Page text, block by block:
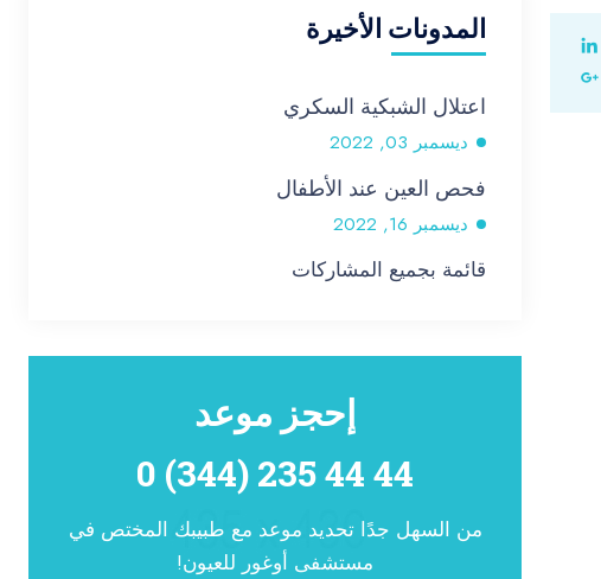
المدونات الأخيرة
اعتلال الشبكية السكري
ديسمبر 03, 2022
فحص العين عند الأطفال
ديسمبر 16, 2022
قائمة بجميع المشاركات
إحجز موعد
0 (344) 235 44 44
من السهل جدًا تحديد موعد مع طبيبك المختص في
مستشفى أوغور للعيون!